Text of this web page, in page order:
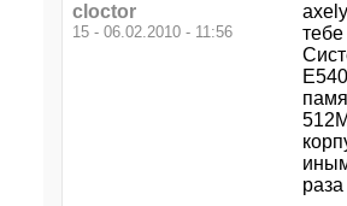
cloctor
15 - 06.02.2010 - 11:56